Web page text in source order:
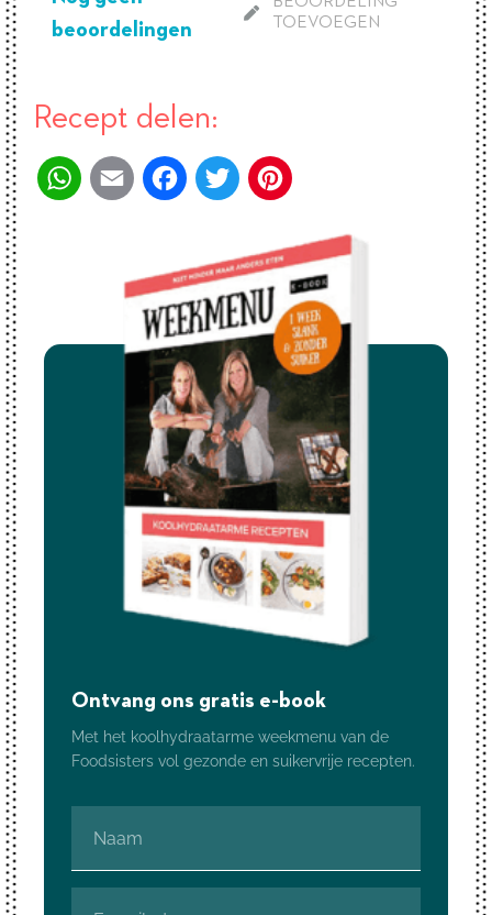
beoordelingen
TOEVOEGEN
Recept delen:
WhatsApp
Email FacebookTwitter
Ontvang ons gratis e-book
Met het koolhydraatarme weekmenu van de
Foodsisters vol gezonde en suikervrije recepten.